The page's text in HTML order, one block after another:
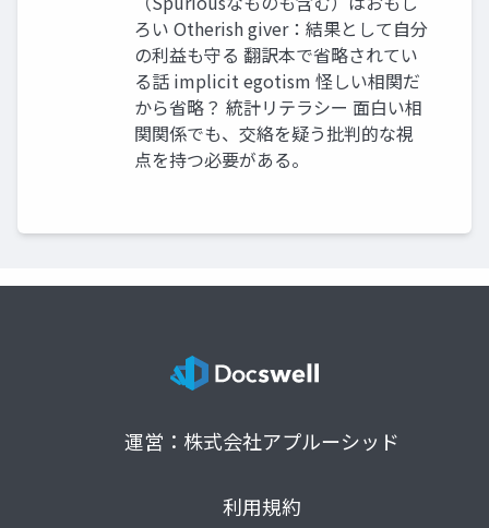
ろい Otherish giver：結果として自分
の利益も守る 翻訳本で省略されてい
る話 implicit egotism 怪しい相関だ
から省略？ 統計リテラシー 面白い相
関関係でも、交絡を疑う批判的な視
点を持つ必要がある。
運営：株式会社アプルーシッド
利用規約